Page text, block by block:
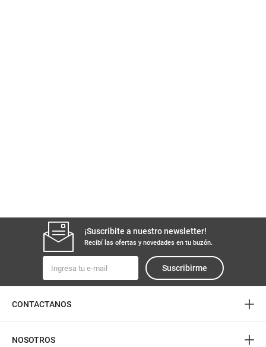
¡Suscribite a nuestro newsletter!
Recibí las ofertas y novedades en tu buzón.
Suscribirme
CONTACTANOS +
NOSOTROS +